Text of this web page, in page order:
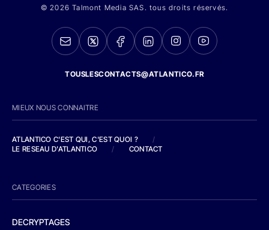
© 2026 Talmont Media SAS. tous droits réservés.
TOUSLESCONTACTS@ATLANTICO.FR
MIEUX NOUS CONNAITRE
ATLANTICO C'EST QUI, C'EST QUOI ?
/
LE RESEAU D'ATLANTICO
/ CONTACT
CATEGORIES
DECRYPTAGES